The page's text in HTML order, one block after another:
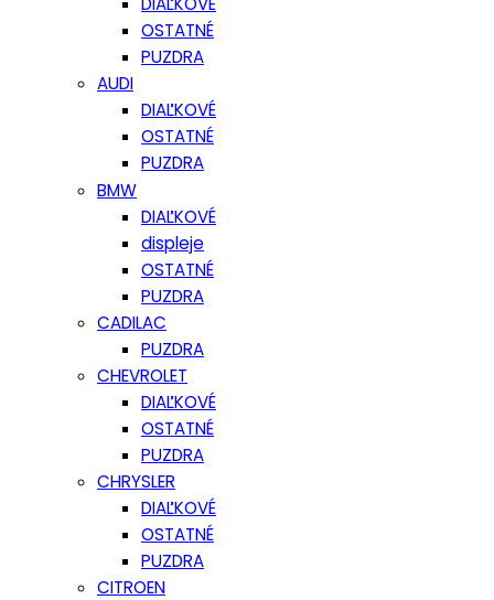
OSTATNÉ
PUZDRA
AUDI
DIAĽKOVÉ
OSTATNÉ
PUZDRA
BMW
DIAĽKOVÉ
displeje
OSTATNÉ
PUZDRA
CADILAC
PUZDRA
CHEVROLET
DIAĽKOVÉ
OSTATNÉ
PUZDRA
CHRYSLER
DIAĽKOVÉ
OSTATNÉ
PUZDRA
CITROEN